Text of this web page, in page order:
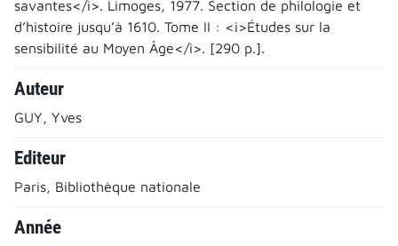
savantes</i>. Limoges, 1977. Section de philologie et
d’histoire jusqu’à 1610. Tome II : <i>Études sur la
sensibilité au Moyen Âge</i>. [290 p.].
Auteur
GUY, Yves
Editeur
Paris, Bibliothèque nationale
Année